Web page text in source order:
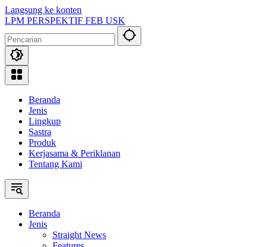
Langsung ke konten
LPM PERSPEKTIF FEB USK
Beranda
Jenis
Lingkup
Sastra
Produk
Kerjasama & Periklanan
Tentang Kami
Beranda
Jenis
Straight News